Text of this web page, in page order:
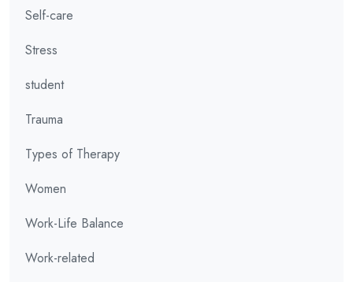
Self-care
Stress
student
Trauma
Types of Therapy
Women
Work-Life Balance
Work-related